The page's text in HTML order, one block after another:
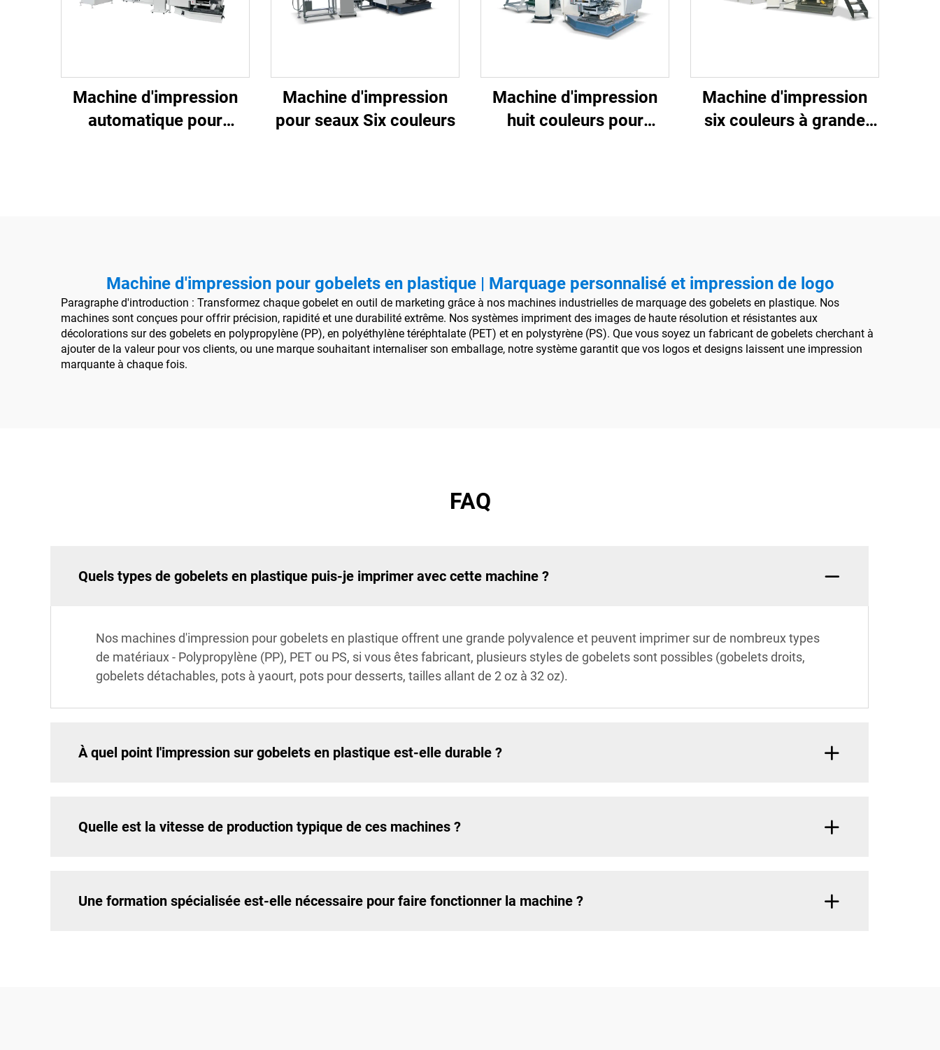
Machine d'impression
automatique pour
Machine d'impression
pour seaux Six couleurs
Machine d'impression
huit couleurs pour
Machine d'impression
six couleurs à grande
Machine d'impression pour gobelets en plastique | Marquage personnalisé et impression de logo
Paragraphe d'introduction : Transformez chaque gobelet en outil de marketing grâce à nos machines industrielles de marquage des gobelets en plastique. Nos
machines sont conçues pour offrir précision, rapidité et une durabilité extrême. Nos systèmes impriment des images de haute résolution et résistantes aux
décolorations sur des gobelets en polypropylène (PP), en polyéthylène téréphtalate (PET) et en polystyrène (PS). Que vous soyez un fabricant de gobelets cherchant à
ajouter de la valeur pour vos clients, ou une marque souhaitant internaliser son emballage, notre système garantit que vos logos et designs laissent une impression
marquante à chaque fois.
FAQ
Quels types de gobelets en plastique puis-je imprimer avec cette machine ?
Nos machines d'impression pour gobelets en plastique offrent une grande polyvalence et peuvent imprimer sur de nombreux types
de matériaux - Polypropylène (PP), PET ou PS, si vous êtes fabricant, plusieurs styles de gobelets sont possibles (gobelets droits,
gobelets détachables, pots à yaourt, pots pour desserts, tailles allant de 2 oz à 32 oz).
À quel point l'impression sur gobelets en plastique est-elle durable ?
Quelle est la vitesse de production typique de ces machines ?
Une formation spécialisée est-elle nécessaire pour faire fonctionner la machine ?